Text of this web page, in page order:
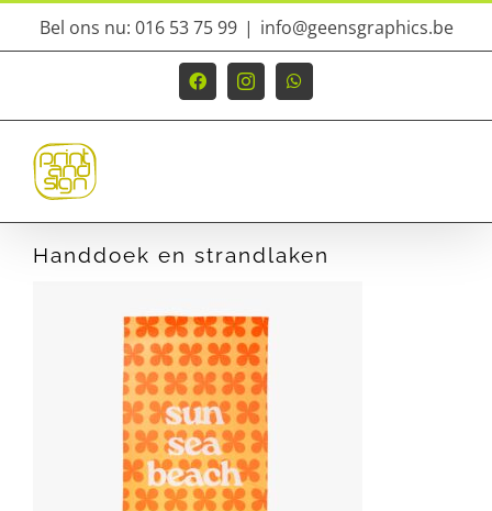
Ga
inhoud
Bel ons nu: 016 53 75 99 | info@geensgraphics.be
FacebookInstagramWhatsApp
Handdoek en strandlaken